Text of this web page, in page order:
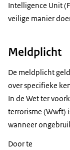
Intelligence Unit
veilige manier
Meldplicht
De meldplicht
over specifieke
In de Wet ter
terrorisme (Wwft)
wanneer
Door te